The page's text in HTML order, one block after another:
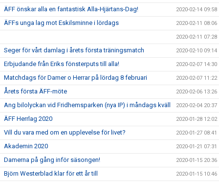
ÄFF önskar alla en fantastisk Alla-Hjärtans-Dag! 2020-02-14 09:58
ÄFFs unga lag mot Eskilsminne i lördags 2020-02-11 08:06
2020-02-11 07:28
Seger för vårt damlag i årets första träningsmatch 2020-02-10 09:14
Erbjudande från Eriks fönsterputs till alla! 2020-02-07 14:30
Matchdags för Damer o Herrar på lördag 8 februari 2020-02-07 11:22
Årets första ÄFF-möte 2020-02-06 13:26
Ang bilolyckan vid Fridhemsparken (nya IP) i måndags kväll 2020-02-04 20:37
ÄFF Herrlag 2020 2020-01-28 12:02
Vill du vara med om en upplevelse för livet? 2020-01-27 08:41
Akademin 2020 2020-01-21 07:31
Damerna på gång inför säsongen! 2020-01-15 20:36
Björn Westerblad klar för ett år till 2020-01-15 10:46